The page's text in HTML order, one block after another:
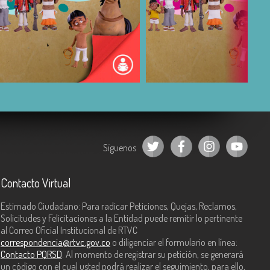
Síguenos
Contacto Virtual
Estimado Ciudadano: Para radicar Peticiones, Quejas, Reclamos,
Solicitudes y Felicitaciones a la Entidad puede remitir lo pertinente
al Correo Oficial Institucional de RTVC
correspondencia@rtvc.gov.co o diligenciar el formulario en línea:
Contacto PQRSD . Al momento de registrar su petición, se generará
un código con el cual usted podrá realizar el seguimiento, para ello,